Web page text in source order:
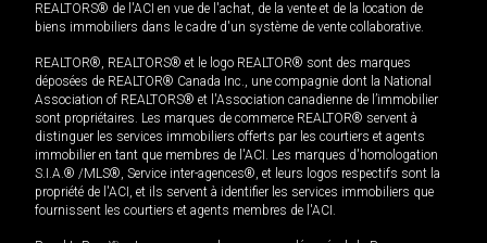
REALTORS® de l'ACI en vue de l'achat, de la vente et de la location de
biens immobiliers dans le cadre d'un système de vente collaborative.
REALTOR®, REALTORS® et le logo REALTOR® sont des marques
déposées de REALTOR® Canada Inc., une compagnie dont la National
Association of REALTORS® et l'Association canadienne de l’immobilier
sont propriétaires. Les marques de commerce REALTOR® servent à
distinguer les services immobiliers offerts par les courtiers et agents
immobilier en tant que membres de l'ACI. Les marques d'homologation
S.I.A.® /MLS®, Service inter-agences®, et leurs logos respectifs sont la
propriété de l'ACI, et ils servent à identifier les services immobiliers que
fournissent les courtiers et agents membres de l'ACI.